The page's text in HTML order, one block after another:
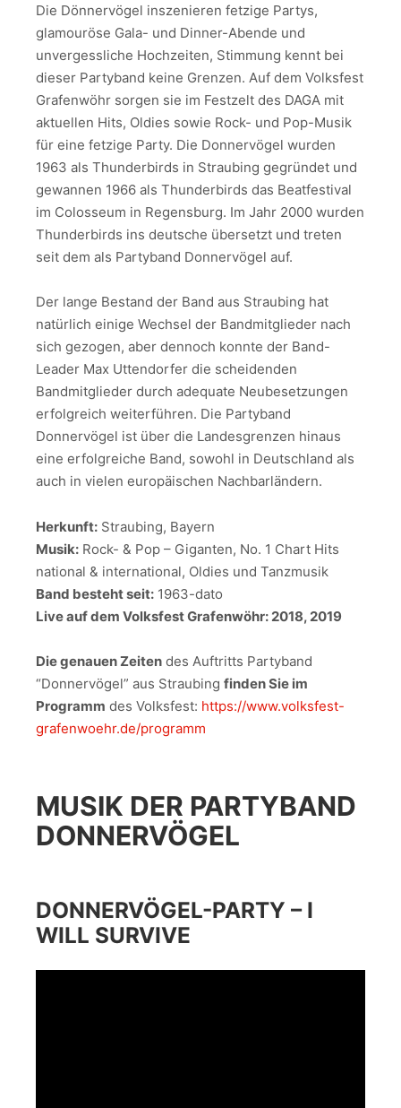
Die Dönnervögel inszenieren fetzige Partys,
glamouröse Gala- und Dinner-Abende und
unvergessliche Hochzeiten, Stimmung kennt bei
dieser Partyband keine Grenzen. Auf dem Volksfest
Grafenwöhr sorgen sie im Festzelt des DAGA mit
aktuellen Hits, Oldies sowie Rock- und Pop-Musik
für eine fetzige Party. Die Donnervögel wurden
1963 als Thunderbirds in Straubing gegründet und
gewannen 1966 als Thunderbirds das Beatfestival
im Colosseum in Regensburg. Im Jahr 2000 wurden
Thunderbirds ins deutsche übersetzt und treten
seit dem als Partyband Donnervögel auf.
Der lange Bestand der Band aus Straubing hat
natürlich einige Wechsel der Bandmitglieder nach
sich gezogen, aber dennoch konnte der Band-
Leader Max Uttendorfer die scheidenden
Bandmitglieder durch adequate Neubesetzungen
erfolgreich weiterführen. Die Partyband
Donnervögel ist über die Landesgrenzen hinaus
eine erfolgreiche Band, sowohl in Deutschland als
auch in vielen europäischen Nachbarländern.
Herkunft: Straubing, Bayern
Musik: Rock- & Pop – Giganten, No. 1 Chart Hits
national & international, Oldies und Tanzmusik
Band besteht seit: 1963-dato
Live auf dem Volksfest Grafenwöhr: 2018, 2019
Die genauen Zeiten des Auftritts Partyband
“Donnervögel” aus Straubing finden Sie im
Programm des Volksfest: https://www.volksfest-
grafenwoehr.de/programm
MUSIK DER PARTYBAND
DONNERVÖGEL
DONNERVÖGEL-PARTY – I
WILL SURVIVE